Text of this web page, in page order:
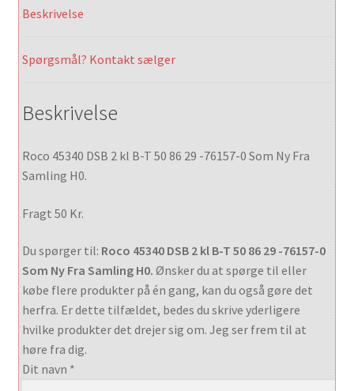
Beskrivelse
Spørgsmål? Kontakt sælger
Beskrivelse
Roco 45340 DSB 2 kl B-T 50 86 29 -76157-0 Som Ny Fra
Samling H0.
Fragt 50 Kr.
Du spørger til: Roco 45340 DSB 2 kl B-T 50 86 29 -76157-0
Som Ny Fra Samling H0. Ønsker du at spørge til eller
købe flere produkter på én gang, kan du også gøre det
herfra. Er dette tilfældet, bedes du skrive yderligere
hvilke produkter det drejer sig om. Jeg ser frem til at
høre fra dig.
Dit navn *